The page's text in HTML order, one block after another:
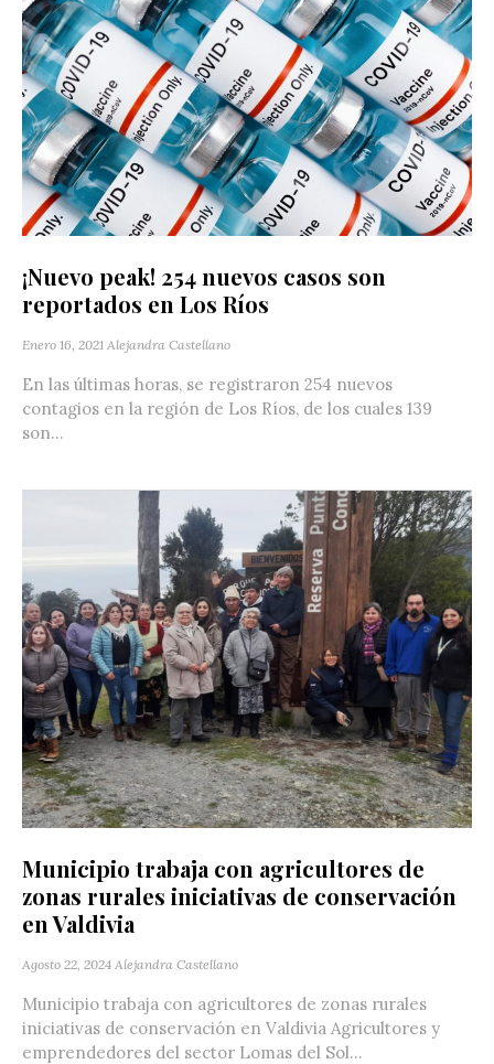
¡Nuevo peak! 254 nuevos casos son
reportados en Los Ríos
Enero 16, 2021 Alejandra Castellano
En las últimas horas, se registraron 254 nuevos
contagios en la región de Los Ríos, de los cuales 139
son...
Municipio trabaja con agricultores de
zonas rurales iniciativas de conservación
en Valdivia
Agosto 22, 2024 Alejandra Castellano
Municipio trabaja con agricultores de zonas rurales
iniciativas de conservación en Valdivia Agricultores y
emprendedores del sector Lomas del Sol...